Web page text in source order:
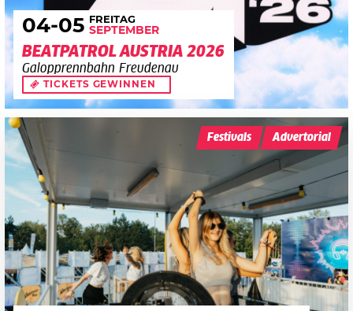
04-05 FREITAG
SEPTEMBER
BEATPATROL AUSTRIA 2026
Galopprennbahn Freudenau
TICKETS GEWINNEN
Festivals Advertorial